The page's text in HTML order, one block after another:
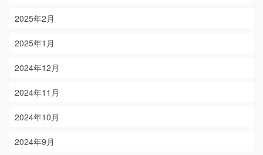
2025年2月
2025年1月
2024年12月
2024年11月
2024年10月
2024年9月